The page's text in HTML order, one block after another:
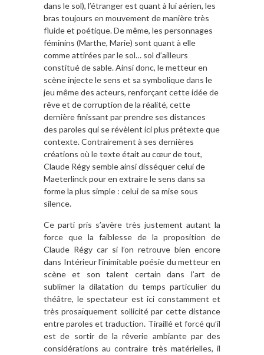
dans le sol), l’étranger est quant à lui aérien, les
bras toujours en mouvement de manière très
fluide et poétique. De même, les personnages
féminins (Marthe, Marie) sont quant à elle
comme attirées par le sol… sol d’ailleurs
constitué de sable. Ainsi donc, le metteur en
scène injecte le sens et sa symbolique dans le
jeu même des acteurs, renforçant cette idée de
rêve et de corruption de la réalité, cette
dernière finissant par prendre ses distances
des paroles qui se révèlent ici plus prétexte que
contexte. Contrairement à ses dernières
créations où le texte était au cœur de tout,
Claude Régy semble ainsi disséquer celui de
Maeterlinck pour en extraire le sens dans sa
forme la plus simple : celui de sa mise sous
silence.
Ce parti pris s’avère très justement autant la
force que la faiblesse de la proposition de
Claude Régy car si l’on retrouve bien encore
dans Intérieur l’inimitable poésie du metteur en
scène et son talent certain dans l’art de
sublimer la dilatation du temps particulier du
théâtre, le spectateur est ici constamment et
très prosaïquement sollicité par cette distance
entre paroles et traduction. Tiraillé et forcé qu’il
est de sortir de la rêverie ambiante par des
considérations au contraire très matérielles, il